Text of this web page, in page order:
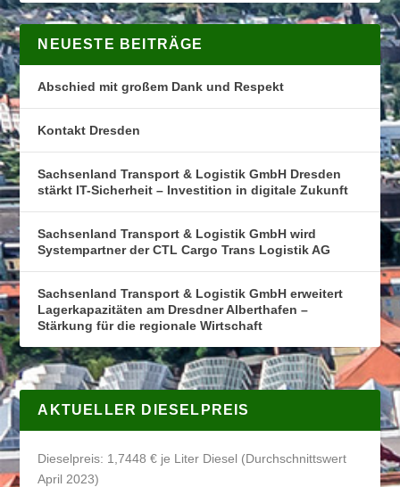
NEUESTE BEITRÄGE
Abschied mit großem Dank und Respekt
Kontakt Dresden
Sachsenland Transport & Logistik GmbH Dresden
stärkt IT-Sicherheit – Investition in digitale Zukunft
Sachsenland Transport & Logistik GmbH wird
Systempartner der CTL Cargo Trans Logistik AG
Sachsenland Transport & Logistik GmbH erweitert
Lagerkapazitäten am Dresdner Alberthafen –
Stärkung für die regionale Wirtschaft
AKTUELLER DIESELPREIS
Dieselpreis: 1,7448 € je Liter Diesel (Durchschnittswert
April 2023)